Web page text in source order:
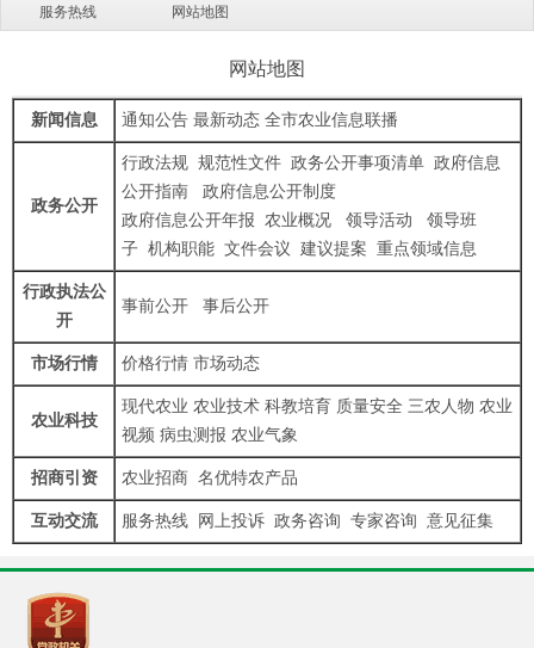
服务热线 网站地图
网站地图
新闻信息 通知公告 最新动态 全市农业信息联播
政务公开
行政法规 规范性文件 政务公开事项清单 政府信息
公开指南
政府信息公开制度
政府信息公开年报 农业概况 领导活动
领导班
子 机构职能 文件会议 建议提案 重点领域信息
行政执法公
开
事前公开 事后公开
市场行情 价格行情 市场动态
农业科技
现代农业 农业技术 科教培育 质量安全 三农人物 农业
视频 病虫测报 农业气象
招商引资 农业招商 名优特农产品
互动交流 服务热线 网上投诉 政务咨询 专家咨询 意见征集